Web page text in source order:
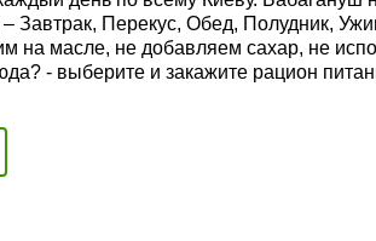
Завтрак, Перекус, Обед, Полудник,
на масле, не добавляем сахар, не
- выберите и закажите рацион